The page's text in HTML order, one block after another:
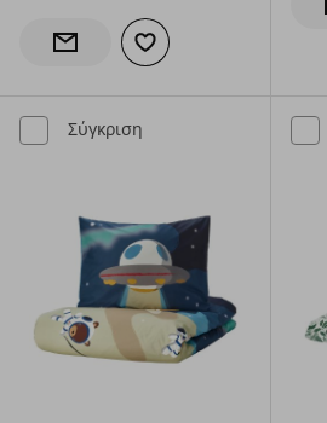
Ενημέρωση διαθεσιμότητας
Προσθήκη στα αγαπημένα
Σύγκριση